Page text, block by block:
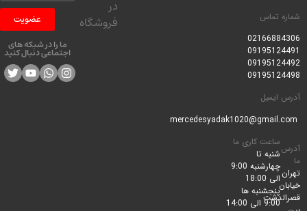
تماس
ساعت کاری ما
شنبه تا
چهارشنبه 9:00
الی 18:00
پنجشنبه ها
9:00 الی 14:00
فروشگاه
عضویت
ما را در شبکه های
اجتماعی دنبال کنید